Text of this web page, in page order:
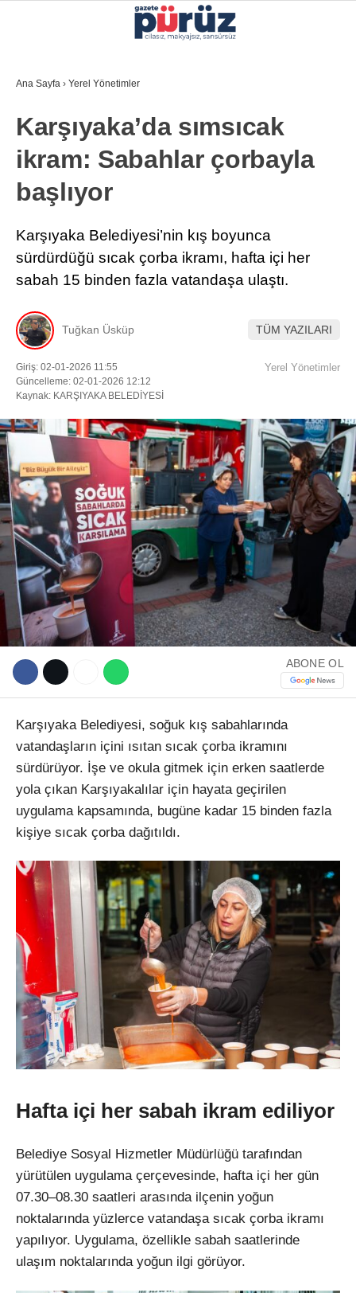
Instagram
Youtube
TikTok
34
YEREL YÖNETIMLER
GÜNCEL
EKONOMI
POLITIKA
SAĞLIK
SPOR
Ana Sayfa › Yerel Yönetimler
Karşıyaka’da sımsıcak
ikram: Sabahlar çorbayla
başlıyor
Karşıyaka Belediyesi’nin kış boyunca
sürdürdüğü sıcak çorba ikramı, hafta içi her
sabah 15 binden fazla vatandaşa ulaştı.
Tuğkan Üsküp TÜM YAZILARI
Giriş: 02-01-2026 11:55
Güncelleme: 02-01-2026 12:12
Kaynak: KARŞIYAKA BELEDİYESİ
Yerel Yönetimler
ABONE OL
Karşıyaka Belediyesi, soğuk kış sabahlarında
vatandaşların içini ısıtan sıcak çorba ikramını
sürdürüyor. İşe ve okula gitmek için erken saatlerde
yola çıkan Karşıyakalılar için hayata geçirilen
uygulama kapsamında, bugüne kadar 15 binden fazla
kişiye sıcak çorba dağıtıldı.
Hafta içi her sabah ikram ediliyor
Belediye Sosyal Hizmetler Müdürlüğü tarafından
yürütülen uygulama çerçevesinde, hafta içi her gün
07.30–08.30 saatleri arasında ilçenin yoğun
noktalarında yüzlerce vatandaşa sıcak çorba ikramı
yapılıyor. Uygulama, özellikle sabah saatlerinde
ulaşım noktalarında yoğun ilgi görüyor.